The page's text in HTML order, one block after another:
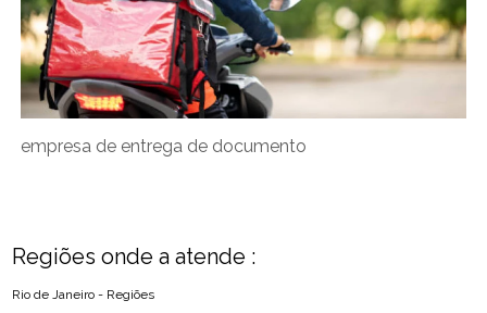
empresa de entrega de documento
Regiões onde a atende :
Rio de Janeiro - Regiões